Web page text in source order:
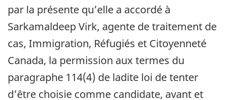
par la présente qu’elle a accordé à
Sarkamaldeep Virk, agente de traitement de
cas, Immigration, Réfugiés et Citoyenneté
Canada, la permission aux termes du
paragraphe 114(4) de ladite loi de tenter
d’être choisie comme candidate, avant et